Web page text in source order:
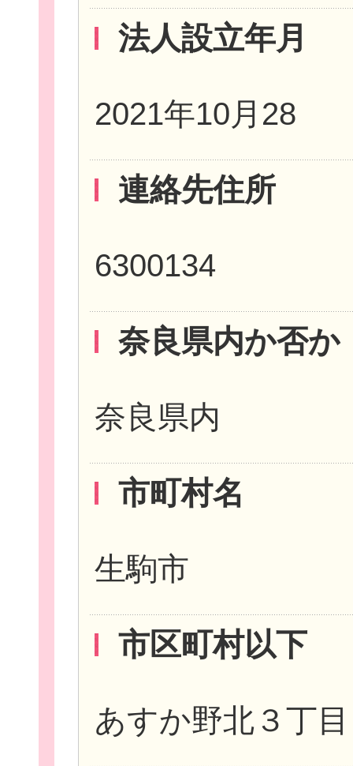
ログイ
法人設立年月
2021年10月28
連絡先住所
6300134
奈良県内か否か
奈良県内
市町村名
生駒市
市区町村以下
あすか野北３丁